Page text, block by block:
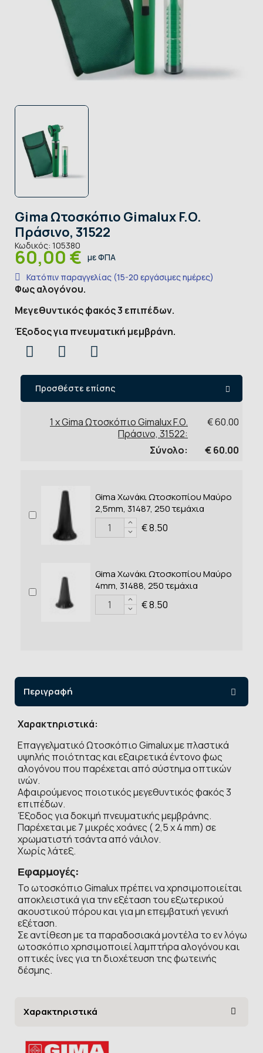
Gima Ωτοσκόπιο Gimalux F.O.
Πράσινο, 31522
Κωδικός: 105380
60,00 € με ΦΠΑ
Κατόπιν παραγγελίας (15-20 εργάσιμες ημέρες)
Φως αλογόνου.
Μεγεθυντικός φακός 3 επιπέδων.
Έξοδος για πνευματική μεμβράνη.
Προσθέστε επίσης
1 x Gima Ωτοσκόπιο Gimalux F.O.
Πράσινο, 31522:
€ 60.00
Σύνολο: € 60.00
Gima Χωνάκι Ωτοσκοπίου Μαύρο
2,5mm, 31487, 250 τεμάχια
€ 8.50
Gima Χωνάκι Ωτοσκοπίου Μαύρο
4mm, 31488, 250 τεμάχια
€ 8.50
Περιγραφή
Χαρακτηριστικά:
Επαγγελματικό Ωτοσκόπιο Gimalux με πλαστικά
υψηλής ποιότητας και εξαιρετικά έντονο φως
αλογόνου που παρέχεται από σύστημα οπτικών
ινών.
Αφαιρούμενος ποιοτικός μεγεθυντικός φακός 3
επιπέδων.
Έξοδος για δοκιμή πνευματικής μεμβράνης.
Παρέχεται με 7 μικρές χοάνες ( 2,5 x 4 mm) σε
χρωματιστή τσάντα από νάιλον.
Χωρίς λάτεξ.
Εφαρμογές:
Το ωτοσκόπιο Gimalux πρέπει να χρησιμοποιείται
αποκλειστικά για την εξέταση του εξωτερικού
ακουστικού πόρου και για μη επεμβατική γενική
εξέταση.
Σε αντίθεση με τα παραδοσιακά μοντέλα το εν λόγω
ωτοσκόπιο χρησιμοποιεί λαμπτήρα αλογόνου και
οπτικές ίνες για τη διοχέτευση της φωτεινής
δέσμης.
Χαρακτηριστικά